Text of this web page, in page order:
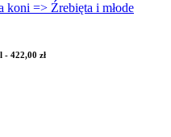
koni => Źrebięta i młode
- 422,00 zł